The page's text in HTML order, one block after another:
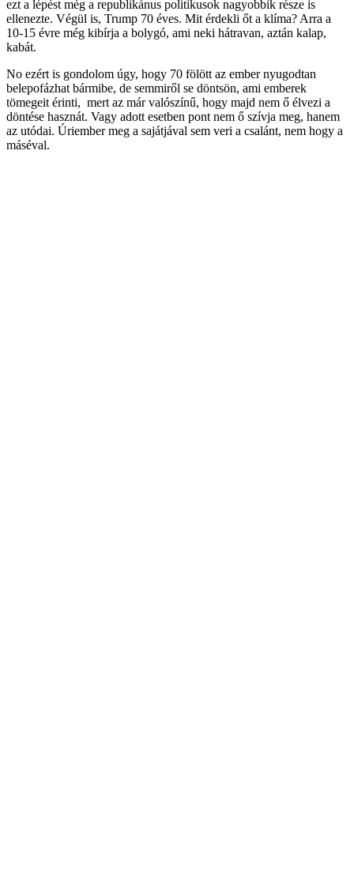
ezt a lépést még a republikánus politikusok nagyobbik része is
ellenezte. Végül is, Trump 70 éves. Mit érdekli őt a klíma? Arra a
10-15 évre még kibírja a bolygó, ami neki hátravan, aztán kalap,
kabát.
No ezért is gondolom úgy, hogy 70 fölött az ember nyugodtan
belepofázhat bármibe, de semmiről se döntsön, ami emberek
tömegeit érinti, mert az már valószínű, hogy majd nem ő élvezi a
döntése hasznát. Vagy adott esetben pont nem ő szívja meg, hanem
az utódai. Úriember meg a sajátjával sem veri a csalánt, nem hogy a
máséval.